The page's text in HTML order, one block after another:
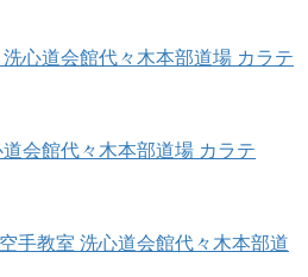
心道会館代々木本部道場 カラテ
会館代々木本部道場 カラテ
手教室 洗心道会館代々木本部道